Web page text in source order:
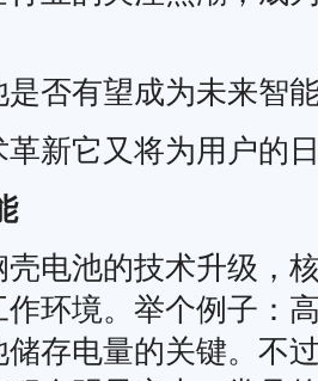
否有望成为未来智
新它又将为用户的
壳电池的技术升级，
环境。举个例子：
存电量的关键。不